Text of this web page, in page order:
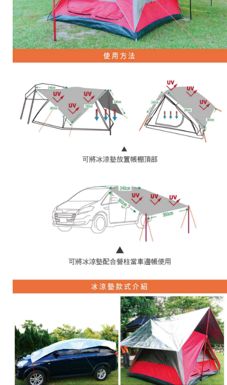
任。
４．使用「AFTEE先享後付」時，將依據個別帳號之用戶狀況，依本公司即
時審查核予不同之上限額度；若仍有額度不足之情形，本公司將視審查結果
請求用戶進行身份認證。
５．嚴禁一人註冊多個帳號或使用他人資訊註冊。若發現惡意使用之情形，
恩沛科技股份有限公司將有權停止該用戶之使用額度並採取法律行動。